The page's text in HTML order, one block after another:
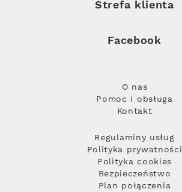
Strefa klienta
Facebook
O nas
Pomoc i obsługa
Kontakt
Regulaminy usług
Polityka prywatności
Polityka cookies
Bezpieczeństwo
Plan połączenia